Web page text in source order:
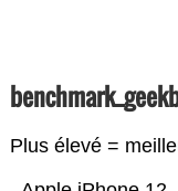
Plus élevé =